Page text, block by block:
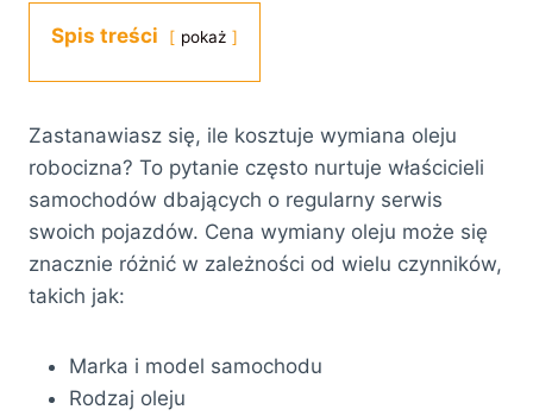
Spis treści pokaż
Zastanawiasz się, ile kosztuje wymiana oleju
robocizna? To pytanie często nurtuje właścicieli
samochodów dbających o regularny serwis
swoich pojazdów. Cena wymiany oleju może się
znacznie różnić w zależności od wielu czynników,
takich jak:
Marka i model samochodu
Rodzaj oleju